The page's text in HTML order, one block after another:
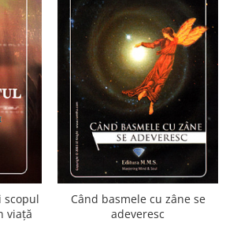
scopul
viaţă
Când basmele cu zâne se
adeveresc